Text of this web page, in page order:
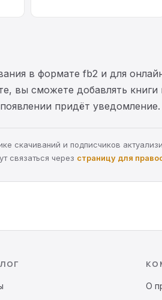
в формате fb2 и для
вы сможете добавлять
придёт уведомление.
скачиваний и подписчиков
связаться через страницу для
О